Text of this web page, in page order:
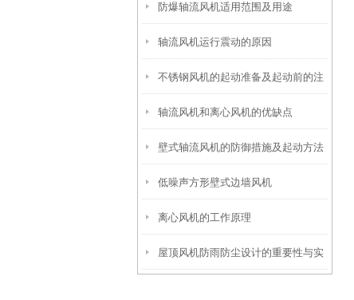
防爆轴流风机适用范围及用途
轴流风机运行震动的原因
不锈钢风机的起动准备及起动前的注
意事项
轴流风机和离心风机的优缺点
壁式轴流风机的防御措施及起动方法
低噪声方形壁式边墙风机
离心风机的工作原理
屋顶风机防雨防尘设计的重要性与实